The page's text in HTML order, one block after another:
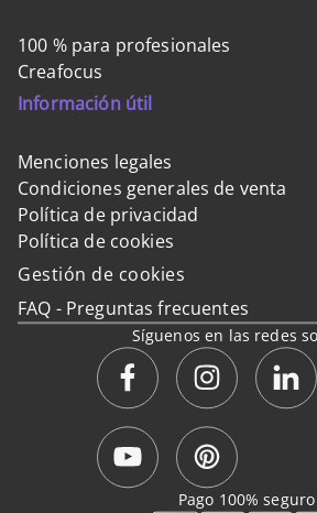
100 % para profesionales
Creafocus
Información útil
Menciones legales
Condiciones generales de venta
Política de privacidad
Política de cookies
Gestión de cookies
FAQ - Preguntas frecuentes
Síguenos en las redes
Pago 100% seguro